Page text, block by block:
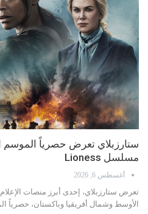
ستارزبلاي تعرض حصرياً الموسم
مسلسل Lioness
أغسطس 6, 2026
تعرض ستارزبلاي، إحدى أبرز منصات
الأوسط وشمال أفريقيا وباكستان، حصرياً